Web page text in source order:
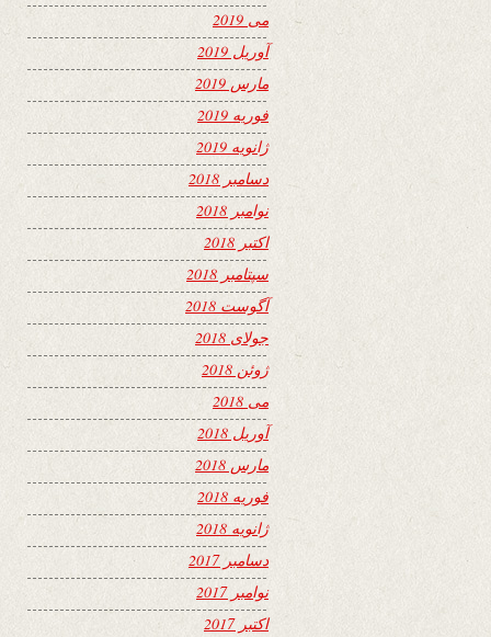
می 2019
آوریل 2019
مارس 2019
فوریه 2019
ژانویه 2019
دسامبر 2018
نوامبر 2018
اکتبر 2018
سپتامبر 2018
آگوست 2018
جولای 2018
ژوئن 2018
می 2018
آوریل 2018
مارس 2018
فوریه 2018
ژانویه 2018
دسامبر 2017
نوامبر 2017
اکتبر 2017